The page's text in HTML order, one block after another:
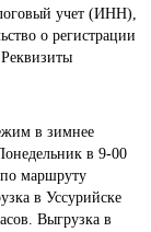
учет (ИНН),
о регистрации
в зимнее
в 9-00
по маршруту
в Уссурийске
Выгрузка в